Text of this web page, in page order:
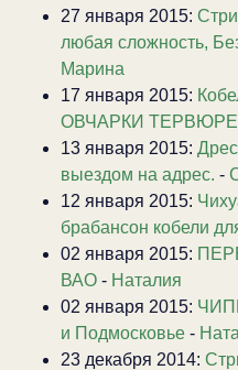
27 января 2015:
любая сложность,
Марина
17 января 2015:
ОВЧАРКИ
13 января 2015:
выездом на адрес. -
12 января 2015:
брабансон кобели
02 января 2015:
ВАО - Наталия
02 января 2015:
и Подмосковье -
23 декабря 2014: